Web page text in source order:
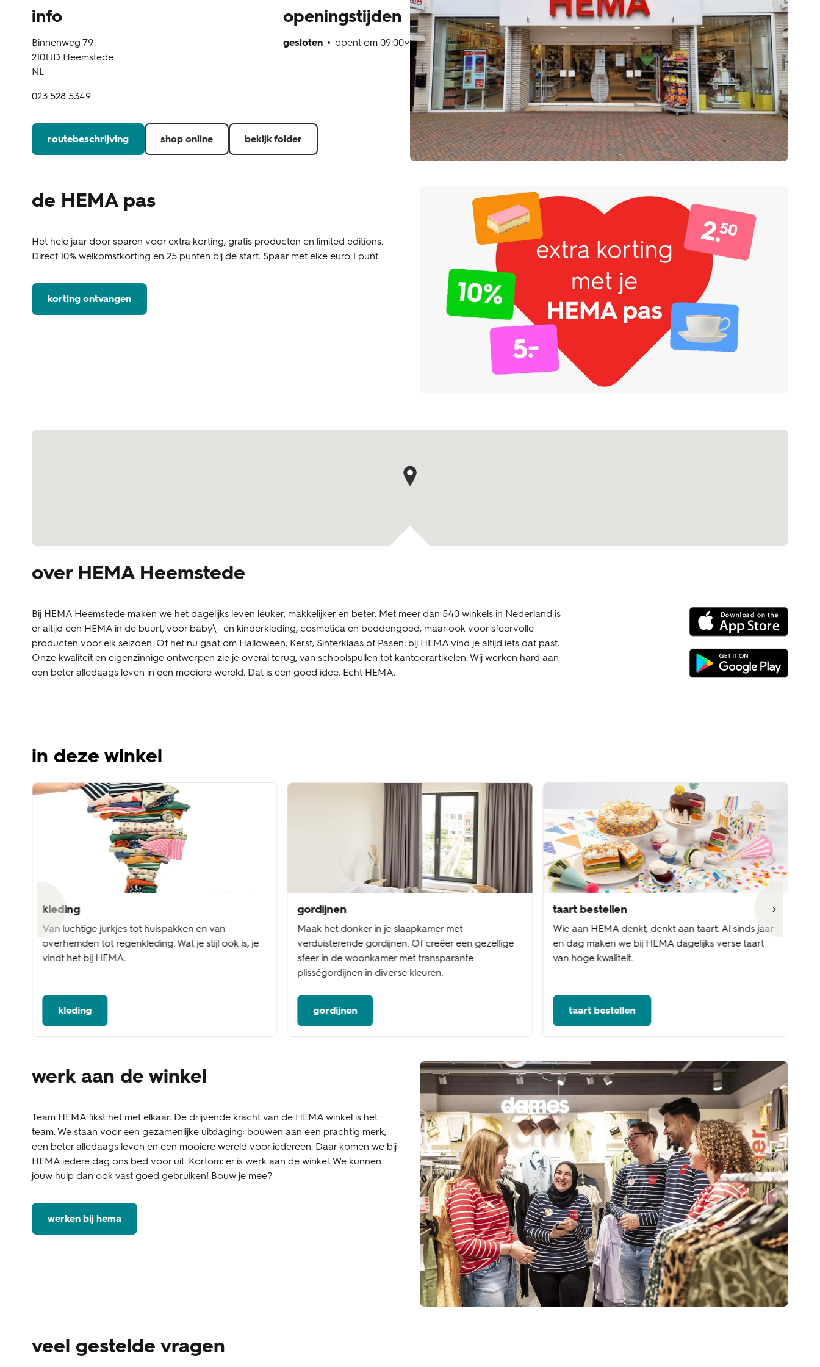
info
Binnenweg 79
2101 JD Heemstede
NL
023 528 5349
openingstijden
gesloten opent om 09:00
routebeschrijving shop online bekijk folder
de HEMA pas
Het hele jaar door sparen voor extra korting, gratis producten en limited editions.
Direct 10% welkomstkorting en 25 punten bij de start. Spaar met elke euro 1 punt.
korting ontvangen
Kaartpin
over HEMA Heemstede
Bij HEMA Heemstede maken we het dagelijks leven leuker, makkelijker en beter. Met meer dan 540 winkels in Nederland is
er altijd een HEMA in de buurt, voor baby\- en kinderkleding, cosmetica en beddengoed, maar ook voor sfeervolle
producten voor elk seizoen. Of het nu gaat om Halloween, Kerst, Sinterklaas of Pasen: bij HEMA vind je altijd iets dat past.
Onze kwaliteit en eigenzinnige ontwerpen zie je overal terug, van schoolspullen tot kantoorartikelen. Wij werken hard aan
een beter alledaags leven in een mooiere wereld. Dat is een goed idee. Echt HEMA.
in deze winkel
kleding
Van luchtige jurkjes tot huispakken en van
overhemden tot regenkleding. Wat je stijl ook is, je
vindt het bij HEMA.
kleding
gordijnen
Maak het donker in je slaapkamer met
verduisterende gordijnen. Of creëer een gezellige
sfeer in de woonkamer met transparante
plisségordijnen in diverse kleuren.
gordijnen
taart bestellen
Wie aan HEMA denkt, denkt aan taart. Al sinds jaar
en dag maken we bij HEMA dagelijks verse taart
van hoge kwaliteit.
taart bestellen
werk aan de winkel
Team HEMA fikst het met elkaar. De drijvende kracht van de HEMA winkel is het
team. We staan voor een gezamenlijke uitdaging: bouwen aan een prachtig merk,
een beter alledaags leven en een mooiere wereld voor iedereen. Daar komen we bij
HEMA iedere dag ons bed voor uit. Kortom: er is werk aan de winkel. We kunnen
jouw hulp dan ook vast goed gebruiken! Bouw je mee?
werken bij hema
veel gestelde vragen